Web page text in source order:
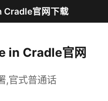
Cradle官网下载
in Cradle官网
,官式普通话